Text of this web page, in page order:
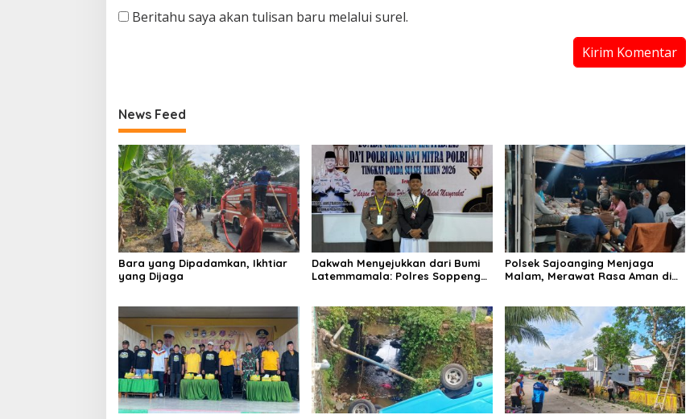
Beritahu saya akan tulisan baru melalui surel.
News Feed
Bara yang Dipadamkan, Ikhtiar
yang Dijaga
Dakwah Menyejukkan dari Bumi
Latemmamala: Polres Soppeng
Polsek Sajoanging Menjaga
Malam, Merawat Rasa Aman di